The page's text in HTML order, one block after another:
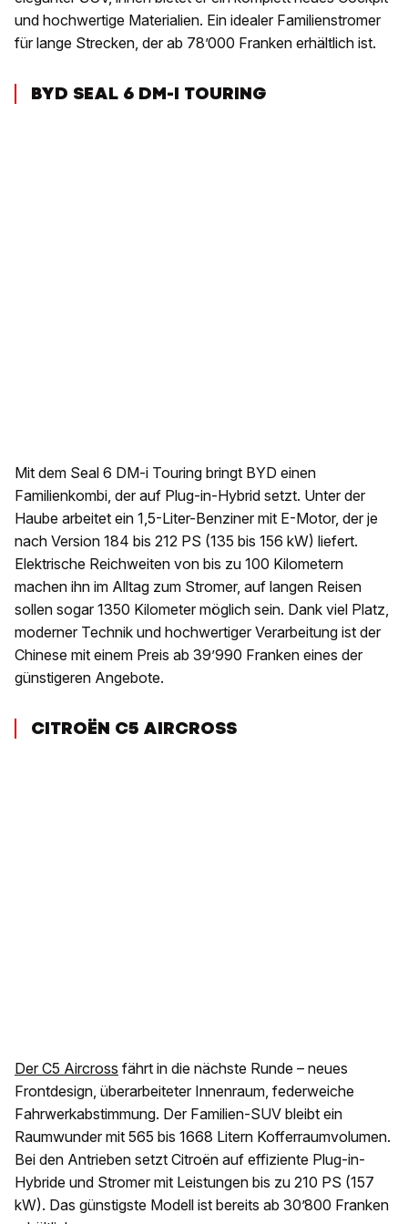
und hochwertige Materialien. Ein idealer Familienstromer
für lange Strecken, der ab 78’000 Franken erhältlich ist.
BYD SEAL 6 DM-I TOURING
Mit dem Seal 6 DM-i Touring bringt BYD einen
Familienkombi, der auf Plug-in-Hybrid setzt. Unter der
Haube arbeitet ein 1,5-Liter-Benziner mit E-Motor, der je
nach Version 184 bis 212 PS (135 bis 156 kW) liefert.
Elektrische Reichweiten von bis zu 100 Kilometern
machen ihn im Alltag zum Stromer, auf langen Reisen
sollen sogar 1350 Kilometer möglich sein. Dank viel Platz,
moderner Technik und hochwertiger Verarbeitung ist der
Chinese mit einem Preis ab 39’990 Franken eines der
günstigeren Angebote.
CITROËN C5 AIRCROSS
Der C5 Aircross fährt in die nächste Runde – neues
Frontdesign, überarbeiteter Innenraum, federweiche
Fahrwerkabstimmung. Der Familien-SUV bleibt ein
Raumwunder mit 565 bis 1668 Litern Kofferraumvolumen.
Bei den Antrieben setzt Citroën auf effiziente Plug-in-
Hybride und Stromer mit Leistungen bis zu 210 PS (157
kW). Das günstigste Modell ist bereits ab 30’800 Franken